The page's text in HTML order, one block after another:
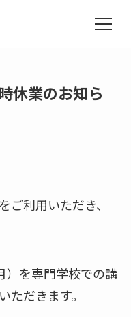
休業のお知ら
利用いただき、
）を専門学校での講
ただきます。